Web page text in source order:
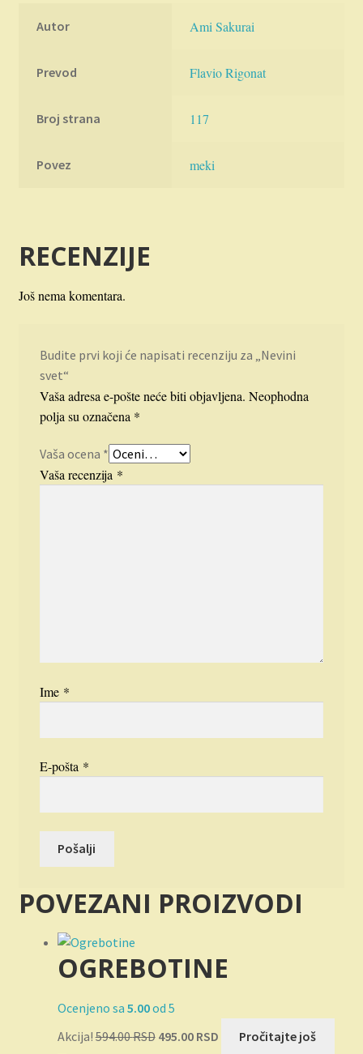
Autor Ami Sakurai
Prevod Flavio Rigonat
Broj strana 117
Povez meki
RECENZIJE
Još nema komentara.
Budite prvi koji će napisati recenziju za „Nevini
svet“
Vaša adresa e-pošte neće biti objavljena. Neophodna
polja su označena *
Vaša ocena *
Vaša recenzija *
Ime *
E-pošta *
POVEZANI PROIZVODI
OGREBOTINE
Ocenjeno sa 5.00od 5
Akcija!594.00RSD 495.00 RSD Pročitajte još